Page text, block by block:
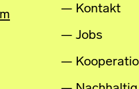
Kontakt
Jobs